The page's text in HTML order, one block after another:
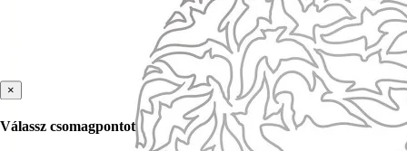
×
Válassz csomagpontot